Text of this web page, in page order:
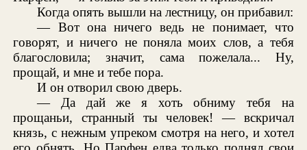
Когда опять вышли на лестницу, он прибавил:
— Вот она ничего ведь не понимает, что
говорят, и ничего не поняла моих слов, а тебя
благословила; значит, сама пожелала... Ну,
прощай, и мне и тебе пора.
И он отворил свою дверь.
— Да дай же я хоть обниму тебя на
прощаньи, странный ты человек! — вскричал
князь, с нежным упреком смотря на него, и хотел